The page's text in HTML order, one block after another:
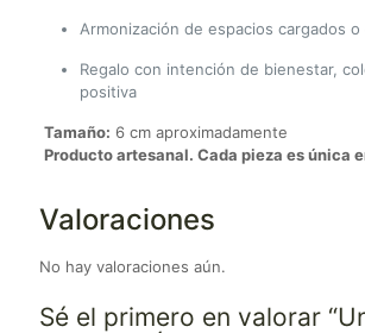
Armonización de espacios cargados o
Regalo con intención de bienestar,
positiva
Tamaño: 6 cm aproximadamente
Producto artesanal. Cada pieza es única
Valoraciones
No hay valoraciones aún.
Sé el primero en valorar